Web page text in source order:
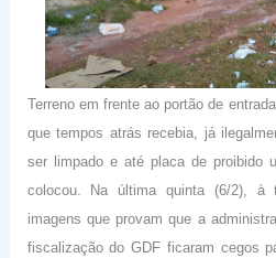
Terreno em frente ao portão de
que tempos atrás recebia, já
ser limpado e até placa de proibido
colocou. Na última quinta (6/2), à
imagens que provam que a
fiscalização do GDF ficaram cegos